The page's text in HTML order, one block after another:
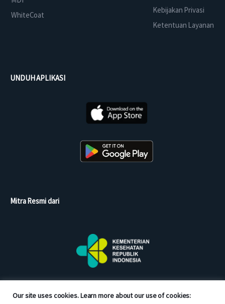
Our site uses cookies. Learn more about our use of cookies:
WhiteCoat
Kebijakan Privasi
Ketentuan Layanan
UNDUH APLIKASI
Mitra Resmi dari